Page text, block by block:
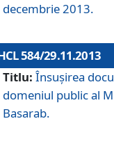
decembrie 2013.
584/29.11.2013
Titlu: Însuşirea
domeniul public al
Basarab.